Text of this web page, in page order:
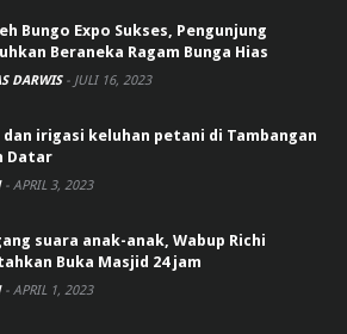
Bungo Expo Sukses, Pengunjung
Beraneka Ragam Bunga Hias
DARWIS - JULI 16, 2023
dan irigasi keluhan petani di Tambangan
Datar
- APRIL 3, 2023
suara anak-anak, Wabup Richi
Buka Masjid 24 jam
- APRIL 1, 2023